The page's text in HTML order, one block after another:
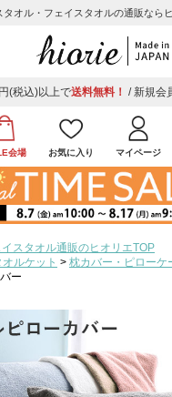
タオル・フェイスタオルの通販なら
(税込)以上で送料無料！ / 新規会
会場 お気に入り マイページ
スタオル通販のヒオリエTOP
ルケット
枕カバー・ピローケ
ー